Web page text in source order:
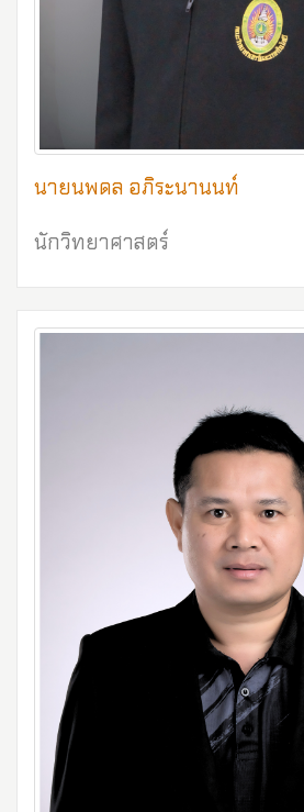
นายนพดล อภิระนานนท์
นักวิทยาศาสตร์